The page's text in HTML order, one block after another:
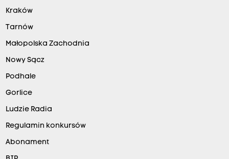
Kraków
Tarnów
Małopolska Zachodnia
Nowy Sącz
Podhale
Gorlice
Ludzie Radia
Regulamin konkursów
Abonament